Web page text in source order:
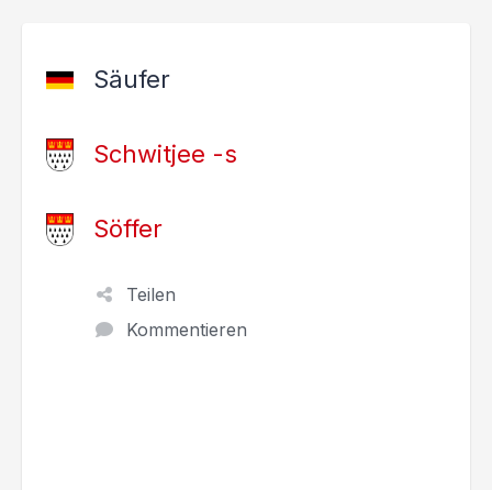
Säufer
Schwitjee -s
Söffer
Teilen
Kommentieren